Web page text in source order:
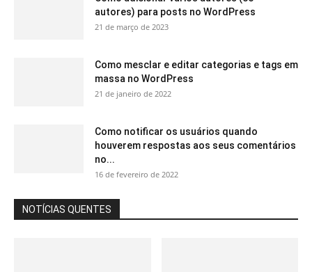
autores) para posts no WordPress
21 de março de 2023
Como mesclar e editar categorias e tags em
massa no WordPress
21 de janeiro de 2022
Como notificar os usuários quando
houverem respostas aos seus comentários
no...
16 de fevereiro de 2022
NOTÍCIAS QUENTES